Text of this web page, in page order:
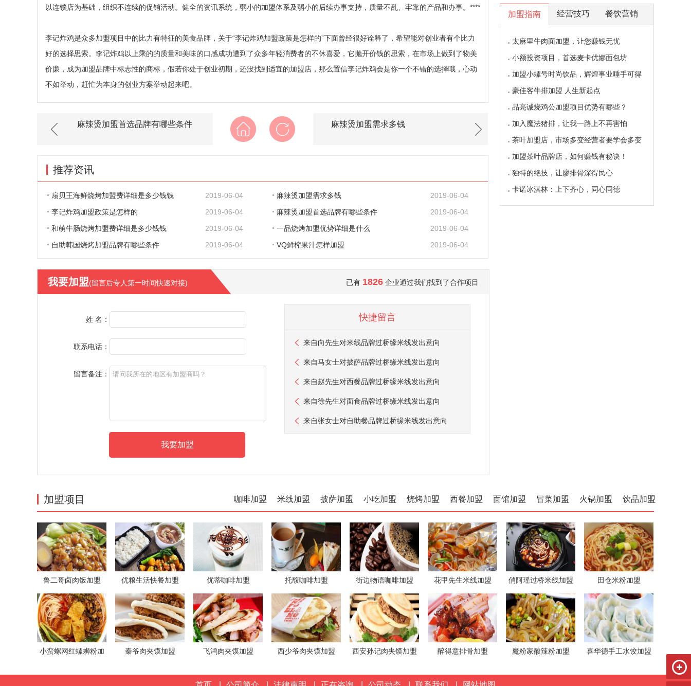
以连锁店为基础，组织不连续的促销活动。健全的资讯系统，弱小的加盟体系及弱小的后续办事支持，质量不乱、牢靠的产品和办事。****
李记炸鸡是众多加盟项目中的比力有特征的美食品牌，关于“李记炸鸡加盟政策是怎样的”下面曾经很好诠释了，希望能对创业者有个比力
好的选择思索。李记炸鸡以上乘的的质量和美味的口感成功遭到了众多年轻消费者的不休喜爱，它抛开价钱的思索，在市场上做到了物美
价廉，成为加盟品牌中标志性的商标，假若你处于创业初期，还没找到适宜的加盟店，那么置信李记炸鸡会是你一个不错的选择哦，心动
不如举动，赶忙为本身的创业方案举动起来吧。
麻辣烫加盟首选品牌有哪些条件 麻辣烫加盟需求多钱
推荐资讯
扇贝王海鲜烧烤加盟费详细是多少钱钱 2019-06-04 麻辣烫加盟需求多钱
2019-06-04
李记炸鸡加盟政策是怎样的
2019-06-04 麻辣烫加盟首选品牌有哪些条件
2019-06-04
和萌牛肠烧烤加盟费详细是多少钱钱
2019-06-04 一品烧烤加盟优势详细是什么
2019-06-04
自助韩国烧烤加盟品牌有哪些条件
2019-06-04 VQ鲜榨果汁怎样加盟 2019-06-04
我要加盟(留言后专人第一时间快速对接) 已有 1826 企业通过我们找到了合作项目
姓 名：
联系电话：
留言备注：
快捷留言
来自向先生对米线品牌过桥缘米线发出意向
来自马女士对披萨品牌过桥缘米线发出意向
来自赵先生对西餐品牌过桥缘米线发出意向
来自徐先生对面食品牌过桥缘米线发出意向
来自张女士对自助餐品牌过桥缘米线发出意向
加盟指南 经营技巧 餐饮营销
太麻里牛肉面加盟，让您赚钱无忧
小额投资项目，首选麦卡优娜面包坊
加盟小螺号时尚饮品，辉煌事业唾手可得
豪佳客牛排加盟 人生新起点
品亮诚烧鸡公加盟项目优势有哪些？
加入魔法猪排，让我一路上不再害怕
茶叶加盟店，市场多变经营者要学会多变
加盟茶叶品牌店，如何赚钱有秘诀！
独特的绝技，让廖排骨深得民心
卡诺冰淇林：上下齐心，同心同德
加盟项目 饮品加盟
火锅加盟
冒菜加盟
面馆加盟
西餐加盟
烧烤加盟
小吃加盟
披萨加盟
米线加盟
咖啡加盟
鲁二哥卤肉饭加盟 优粮生活快餐加盟 优蒂咖啡加盟 托馥咖啡加盟 街边物语咖啡加盟 花甲先生米线加盟 俏阿瑶过桥米线加盟 田仓米粉加盟
小蛮螺网红螺蛳粉加
秦爷肉夹馍加盟 飞鸿肉夹馍加盟 西少爷肉夹馍加盟 西安孙记肉夹馍加盟 醉得意排骨加盟 魔粉家酸辣粉加盟 喜华德手工水饺加盟